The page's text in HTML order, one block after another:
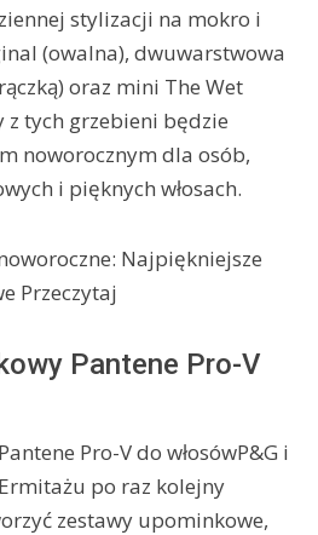
stylizacji na mokro i
(owalna), dwuwarstwowa
oraz mini The Wet
z tych grzebieni będzie
noworocznym dla osób,
i pięknych włosach.
Najpiękniejsze
Przeczytaj
Pantene Pro-V
Pro-V do włosówP&G i
po raz kolejny
zestawy upominkowe,